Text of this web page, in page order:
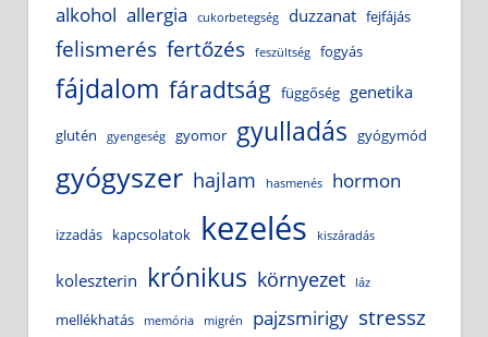
alkohol allergia cukorbetegség duzzanat fejfájás
felismerés fertőzés feszültség fogyás
fájdalom fáradtság függőség genetika
glutén gyengeség gyomor gyulladás gyógymód
gyógyszer hajlam hasmenés hormon
izzadás kapcsolatok kezelés kiszáradás
koleszterin krónikus környezet láz
mellékhatás memória migrén pajzsmirigy stressz